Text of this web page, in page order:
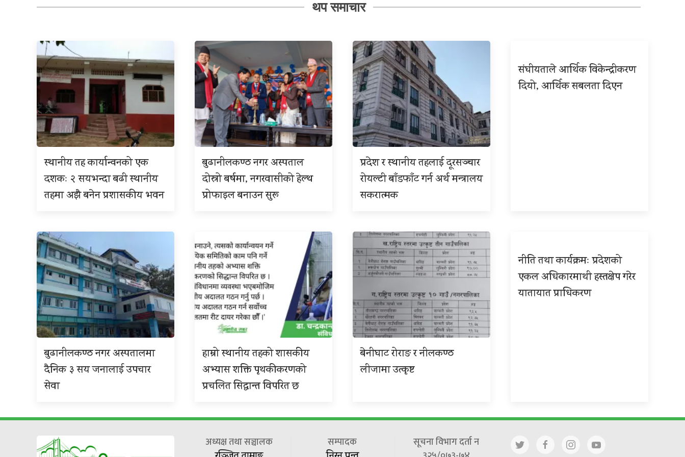
थप समाचार
स्थानीय तह कार्यान्वनको एक
दशकः २ सयभन्दा बढी स्थानीय
तहमा अझै बनेन प्रशासकीय भवन
बुढानीलकण्ठ नगर अस्पताल
दोस्रो बर्षमा, नगरवासीको हेल्थ
प्रोफाइल बनाउन सुरू
प्रदेश र स्थानीय तहलाई दूरसञ्चार
रोयल्टी बाँडफाँट गर्न अर्थ मन्त्रालय
सकरात्मक
संघीयताले आर्थिक विकेन्द्रीकरण
दियो, आर्थिक सबलता दिएन
बुढानीलकण्ठ नगर अस्पतालमा
दैनिक ३ सय जनालाई उपचार
सेवा
हाम्रो स्थानीय तहको शासकीय
अभ्यास शक्ति पृथकीकरणको
प्रचलित सिद्धान्त विपरित छ
बेनीघाट रोराङ र नीलकण्ठ
लीजामा उत्कृष्ट
नीति तथा कार्यक्रमः प्रदेशको
एकल अधिकारमाथी हस्तक्षेप गरेर
यातायात प्राधिकरण
अध्यक्ष तथा सञ्चालक
सम्पादक
सूचना विभाग दर्ता न